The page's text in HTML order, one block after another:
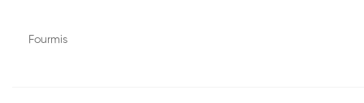
Fourmis